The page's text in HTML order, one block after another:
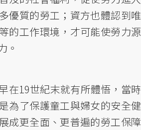
優質的勞工；資方也體認到唯
的工作環境，才可能使勞力源
。
在19世紀末就有所體悟，當時
為了保護童工與婦女的安全健
成更全面、更普遍的勞工保障